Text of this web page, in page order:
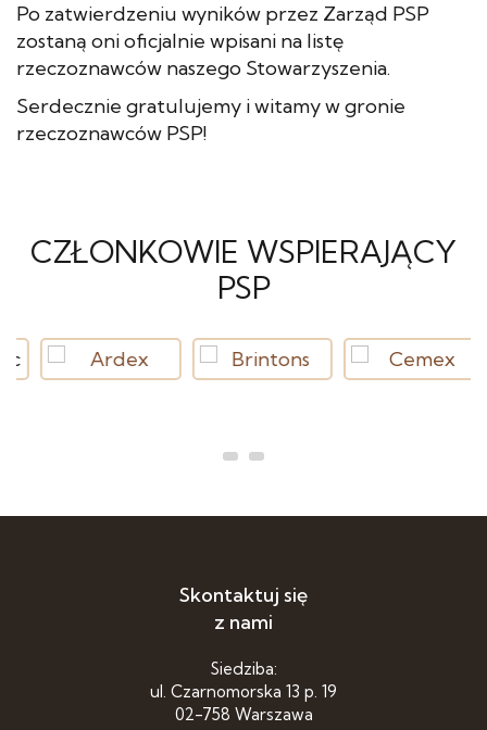
Po zatwierdzeniu wyników przez Zarząd PSP
zostaną oni oficjalnie wpisani na listę
rzeczoznawców naszego Stowarzyszenia.
Serdecznie gratulujemy i witamy w gronie
rzeczoznawców PSP!
CZŁONKOWIE WSPIERAJĄCY
PSP
Skontaktuj się
z nami
Siedziba:
ul. Czarnomorska 13 p. 19
02-758 Warszawa